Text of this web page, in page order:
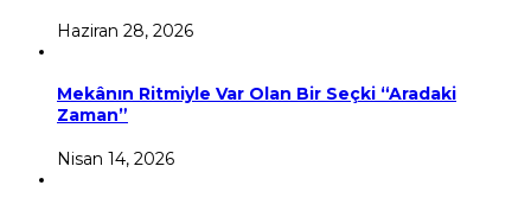
Haziran 28, 2026
Mekânın Ritmiyle Var Olan Bir Seçki “Aradaki
Zaman”
Nisan 14, 2026